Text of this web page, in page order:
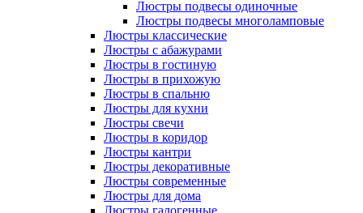
Люстры подвесы одиночные
Люстры подвесы многоламповые
Люстры классические
Люстры с абажурами
Люстры в гостиную
Люстры в прихожую
Люстры в спальню
Люстры для кухни
Люстры свечи
Люстры в коридор
Люстры кантри
Люстры декоративные
Люстры современные
Люстры для дома
Люстры галогенные